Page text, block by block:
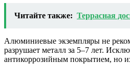
Читайте также: Террасная
Алюминиевые экземпляры не
разрушает металл за 5–7 лет.
антикоррозийным покрытием, но